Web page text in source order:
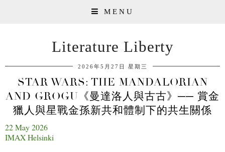
MENU
Literature Liberty
2026年5月27日 星期三
STAR WARS: THE MANDALORIAN
AND GROGU《曼達洛人與古古》── 賞金
獵人與星戰金孫新共和體制下的共生關係
22 May 2026
IMAX Helsinki